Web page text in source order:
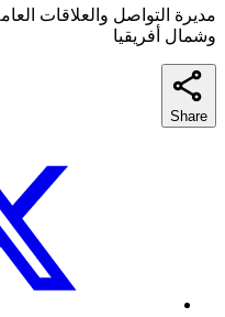
وشمال أفريقيا
Share